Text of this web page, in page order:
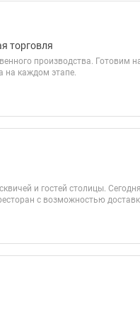
торговля
производства. Готовим
на каждом этапе.
и гостей столицы.
с возможностью